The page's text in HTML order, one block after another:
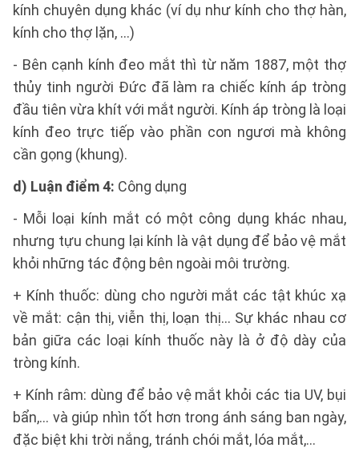
kính chuyên dụng khác (ví dụ như kính cho thợ hàn,
kính cho thợ lặn, …)
- Bên cạnh kính đeo mắt thì từ năm 1887, một thợ
thủy tinh người Đức đã làm ra chiếc kính áp tròng
đầu tiên vừa khít với mắt người. Kính áp tròng là loại
kính đeo trực tiếp vào phần con ngươi mà không
cần gọng (khung).
d) Luận điểm 4: Công dụng
- Mỗi loại kính mắt có một công dụng khác nhau,
nhưng tựu chung lại kính là vật dụng để bảo vệ mắt
khỏi những tác động bên ngoài môi trường.
+ Kính thuốc: dùng cho người mắt các tật khúc xạ
về mắt: cận thị, viễn thị, loạn thị… Sự khác nhau cơ
bản giữa các loại kính thuốc này là ở độ dày của
tròng kính.
+ Kính râm: dùng để bảo vệ mắt khỏi các tia UV, bụi
bẩn,… và giúp nhìn tốt hơn trong ánh sáng ban ngày,
đặc biệt khi trời nắng, tránh chói mắt, lóa mắt,…